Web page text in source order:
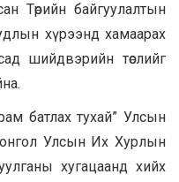
Төрийн байгуулалтын
хүрээнд хамаарах
шийдвэрийн төслийг
батлах тухай” Улсын
Улсын Их Хурлын
хугацаанд хийх